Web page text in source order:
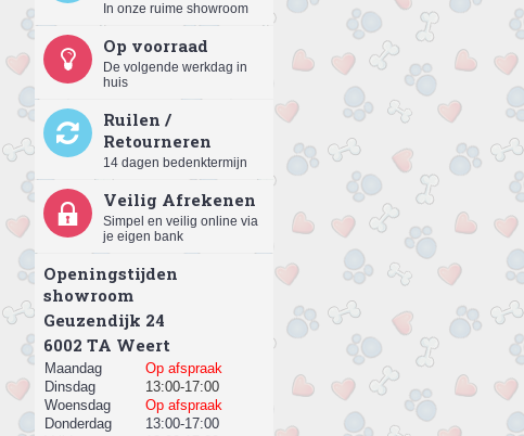
In onze ruime showroom
Op voorraad
De volgende werkdag in
huis
Ruilen /
Retourneren
14 dagen bedenktermijn
Veilig Afrekenen
Simpel en veilig online via
je eigen bank
Openingstijden
showroom
Geuzendijk 24
​6002 TA Weert
Maandag
Op afspraak
Dinsdag
13:00-17:00
Woensdag
Op afspraak
Donderdag
13:00-17:00